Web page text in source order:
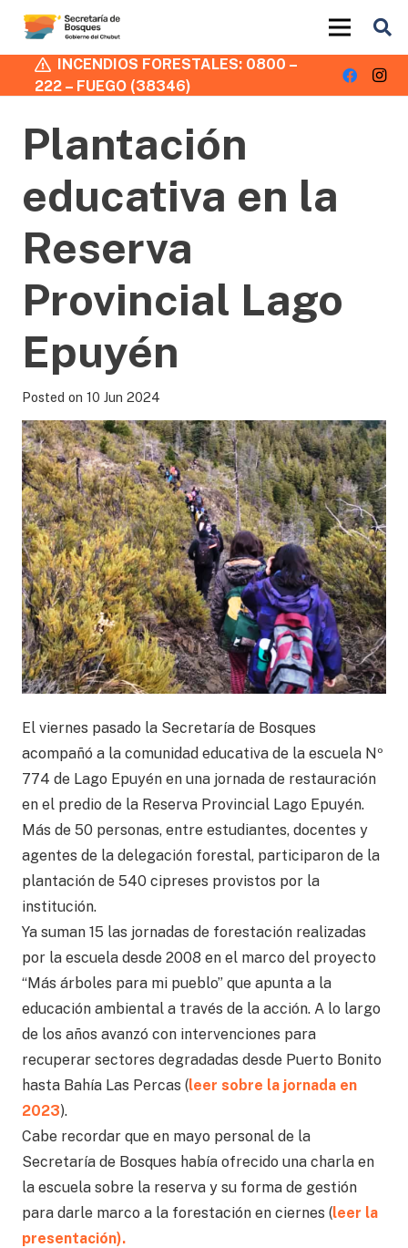
INCENDIOS FORESTALES: 0800 –
222 – FUEGO (38346)
Plantación
educativa en la
Reserva
Provincial Lago
Epuyén
Posted on 10 Jun 2024
El viernes pasado la Secretaría de Bosques
acompañó a la comunidad educativa de la escuela Nº
774 de Lago Epuyén en una jornada de restauración
en el predio de la Reserva Provincial Lago Epuyén.
Más de 50 personas, entre estudiantes, docentes y
agentes de la delegación forestal, participaron de la
plantación de 540 cipreses provistos por la
institución.
Ya suman 15 las jornadas de forestación realizadas
por la escuela desde 2008 en el marco del proyecto
“Más árboles para mi pueblo” que apunta a la
educación ambiental a través de la acción. A lo largo
de los años avanzó con intervenciones para
recuperar sectores degradadas desde Puerto Bonito
hasta Bahía Las Percas (leer sobre la jornada en
2023).
Cabe recordar que en mayo personal de la
Secretaría de Bosques había ofrecido una charla en
la escuela sobre la reserva y su forma de gestión
para darle marco a la forestación en ciernes (leer la
presentación).